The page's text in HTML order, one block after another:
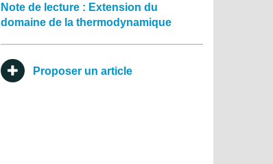
Note de lecture : Extension du
domaine de la thermodynamique
Proposer un article